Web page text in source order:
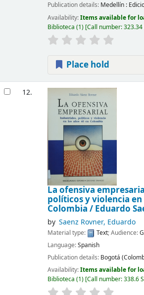
Publication details: Medellín :
Availability:Items available for
Biblioteca (1) Call number:
Place hold
12.
La ofensiva
políticos y violencia en
Colombia / Eduardo
by Saenz Rovner, Eduardo
Material type: Text; Audience:
Language:Spanish
Publication details: Bogotá
Availability:Items available for
Biblioteca (1) Call number:338.6